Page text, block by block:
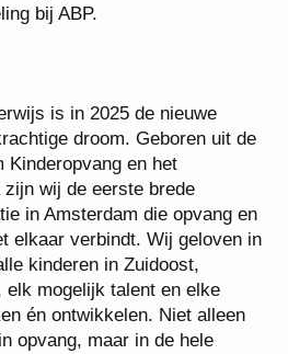
is in 2025 de nieuwe
droom. Geboren uit
Kinderopvang en het
wij de eerste brede
in Amsterdam die opvang
elkaar verbindt. Wij
waarin alle kinderen in
elk mogelijk talent
én ontwikkelen.